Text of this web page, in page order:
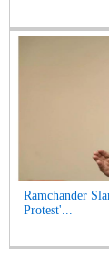
Ramchander
Protest'...